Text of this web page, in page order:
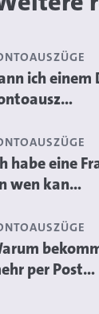
ich
habe eine
wen kan...
per Post...